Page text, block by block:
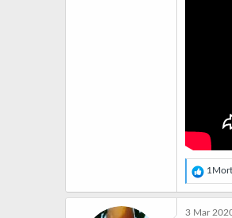
R
e
a
3 Mar